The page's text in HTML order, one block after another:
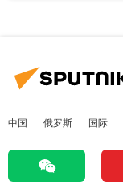
中国 俄罗斯 国际